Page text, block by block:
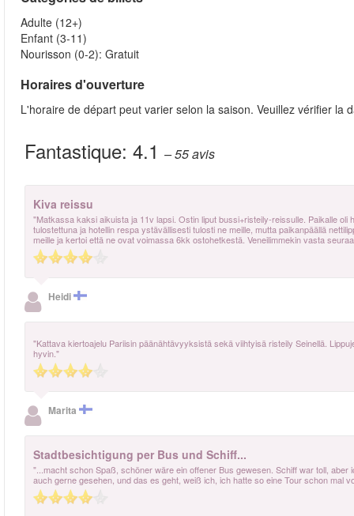
Adulte (12+)
Enfant (3-11)
Nourisson (0-2): Gratuit
Horaires d'ouverture
L'horaire de départ peut varier selon la saison. Veuillez vérifier la
Fantastique: 4.1 – 55avis
Kiva reissu
"Matkassa kaksi aikuista ja 11v lapsi. Ostin liput bussi+risteily-reissulle. Paikalle
tulostettuna ja hotellin respa ystävällisesti tulosti ne meille, mutta paikanpäällä
meille ja kertoi että ne ovat voimassa 6kk ostohetkestä. Veneilimmekin vasta
Heidi
"Kattava kiertoajelu Pariisin päänähtävyyksistä sekä viihtyisä risteily Seinellä.
hyvin."
Marita
Stadtbesichtigung per Bus und Schiff...
"...macht schon Spaß, schöner wäre ein offener Bus gewesen. Schiff war toll,
auch gerne gesehen, und das es geht, weiß ich, ich hatte so eine Tour schon mal